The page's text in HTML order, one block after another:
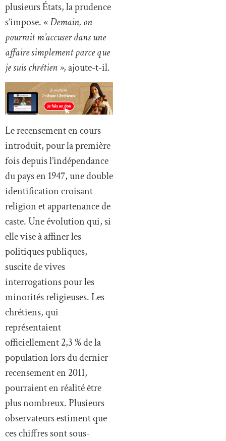
plusieurs États, la prudence
s’impose. «Demain, on
pourrait m’accuser dans une
affaire simplement parce que
je suis chrétien »,ajoute-t-il.
Le recensement en cours
introduit, pour la première
fois depuis l’indépendance
du pays en 1947, une double
identification croisant
religion et appartenance de
caste. Une évolution qui, si
elle vise à affiner les
politiques publiques,
suscite de vives
interrogations pour les
minorités religieuses. Les
chrétiens, qui
représentaient
officiellement 2,3 % de la
population lors du dernier
recensement en 2011,
pourraient en réalité être
plus nombreux. Plusieurs
observateurs estiment que
ces chiffres sont sous-